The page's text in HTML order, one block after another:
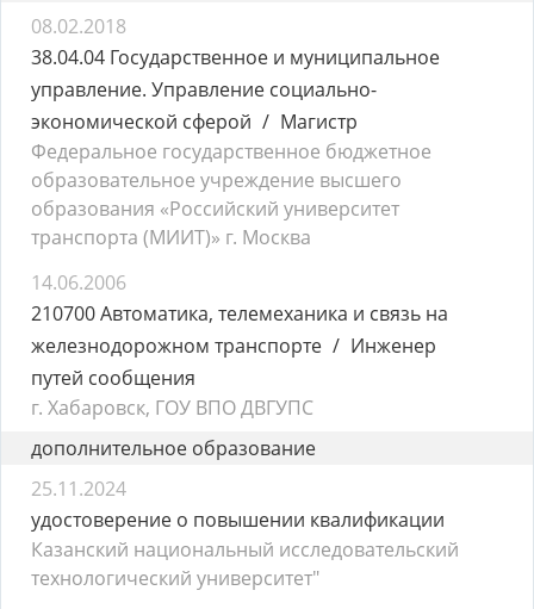
08.02.2018
38.04.04 Государственное и муниципальное
управление. Управление социально-
экономической сферой
Магистр
Федеральное государственное бюджетное
образовательное учреждение высшего
образования «Российский университет
транспорта (МИИТ)» г. Москва
14.06.2006
210700 Автоматика, телемеханика и связь на
железнодорожном транспорте
Инженер
путей сообщения
г. Хабаровск, ГОУ ВПО ДВГУПС
дополнительное образование
25.11.2024
удостоверение о повышении квалификации
Казанский национальный исследовательский
технологический университет"